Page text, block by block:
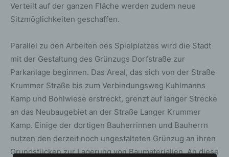
Verteilt auf der ganzen Fläche werden zudem neue
Sitzmöglichkeiten geschaffen.
Parallel zu den Arbeiten des Spielplatzes wird die Stadt
mit der Gestaltung des Grünzugs Dorfstraße zur
Parkanlage beginnen. Das Areal, das sich von der Straße
Krummer Straße bis zum Verbindungsweg Kuhlmanns
Kamp und Bohlwiese erstreckt, grenzt auf langer Strecke
an das Neubaugebiet an der Straße Langer Krummer
Kamp. Einige der dortigen Bauherrinnen und Bauherrn
nutzen den derzeit noch ungestalteten Grünzug an ihren
Grundstücken zur Lagerung von Baumaterialien. An diese